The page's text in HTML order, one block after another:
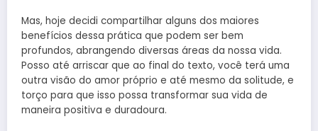
Mas, hoje decidi compartilhar alguns dos maiores
benefícios dessa prática que podem ser bem
profundos, abrangendo diversas áreas da nossa vida.
Posso até arriscar que ao final do texto, você terá uma
outra visão do amor próprio e até mesmo da solitude, e
torço para que isso possa transformar sua vida de
maneira positiva e duradoura.